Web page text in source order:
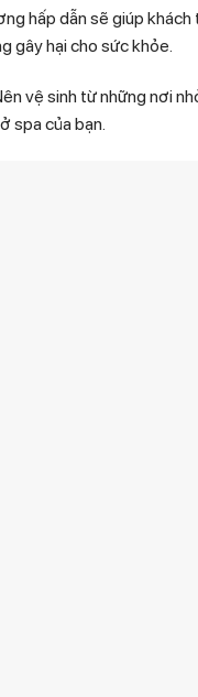
hấp dẫn sẽ giúp khách
gây hại cho sức khỏe.
vệ sinh từ những nơi
spa của bạn.